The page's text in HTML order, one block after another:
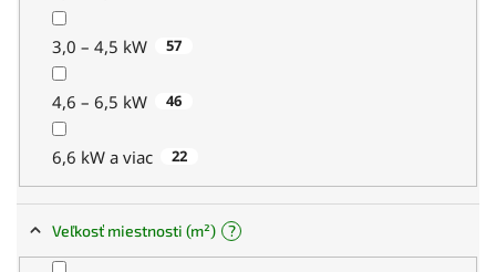
3,0 – 4,5 kW 57
4,6 – 6,5 kW 46
6,6 kW a viac 22
Veľkosť miestnosti (m²) ?